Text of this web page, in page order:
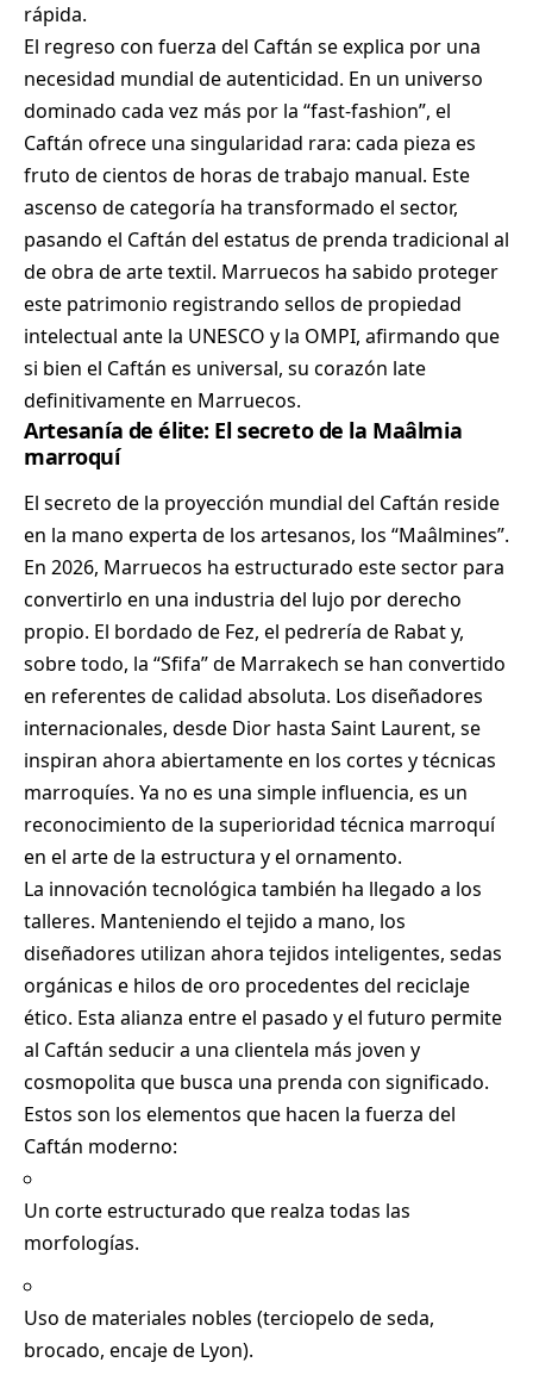
rápida.
El regreso con fuerza del Caftán se explica por una
necesidad mundial de autenticidad. En un universo
dominado cada vez más por la “fast-fashion”, el
Caftán ofrece una singularidad rara: cada pieza es
fruto de cientos de horas de trabajo manual. Este
ascenso de categoría ha transformado el sector,
pasando el Caftán del estatus de prenda tradicional al
de obra de arte textil. Marruecos ha sabido proteger
este patrimonio registrando sellos de propiedad
intelectual ante la UNESCO y la OMPI, afirmando que
si bien el Caftán es universal, su corazón late
definitivamente en Marruecos.
Artesanía de élite: El secreto de la Maâlmia
marroquí
El secreto de la proyección mundial del Caftán reside
en la mano experta de los artesanos, los “Maâlmines”.
En 2026, Marruecos ha estructurado este sector para
convertirlo en una industria del lujo por derecho
propio. El bordado de Fez, el pedrería de Rabat y,
sobre todo, la “Sfifa” de Marrakech se han convertido
en referentes de calidad absoluta. Los diseñadores
internacionales, desde Dior hasta Saint Laurent, se
inspiran ahora abiertamente en los cortes y técnicas
marroquíes. Ya no es una simple influencia, es un
reconocimiento de la superioridad técnica marroquí
en el arte de la estructura y el ornamento.
La innovación tecnológica también ha llegado a los
talleres. Manteniendo el tejido a mano, los
diseñadores utilizan ahora tejidos inteligentes, sedas
orgánicas e hilos de oro procedentes del reciclaje
ético. Esta alianza entre el pasado y el futuro permite
al Caftán seducir a una clientela más joven y
cosmopolita que busca una prenda con significado.
Estos son los elementos que hacen la fuerza del
Caftán moderno:
Un corte estructurado que realza todas las
morfologías.
Uso de materiales nobles (terciopelo de seda,
brocado, encaje de Lyon).